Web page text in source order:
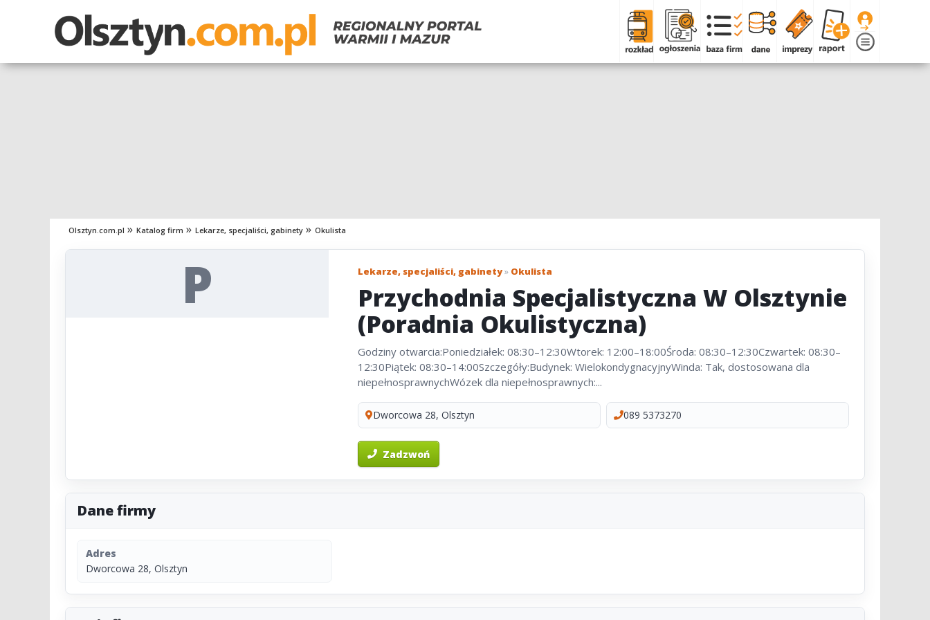
Olsztyn.com.pl Katalog firm Lekarze, specjaliści, gabinety Okulista
P Lekarze, specjaliści, gabinety» Okulista
Przychodnia Specjalistyczna W Olsztynie
(Poradnia Okulistyczna)
Godziny otwarcia:Poniedziałek: 08:30–12:30Wtorek: 12:00–18:00Środa: 08:30–12:30Czwartek: 08:30–
12:30Piątek: 08:30–14:00Szczegóły:Budynek: WielokondygnacyjnyWinda: Tak, dostosowana dla
niepełnosprawnychWózek dla niepełnosprawnych:...
Dworcowa 28, Olsztyn 089 5373270
Zadzwoń
Dane firmy
Adres
Dworcowa 28, Olsztyn